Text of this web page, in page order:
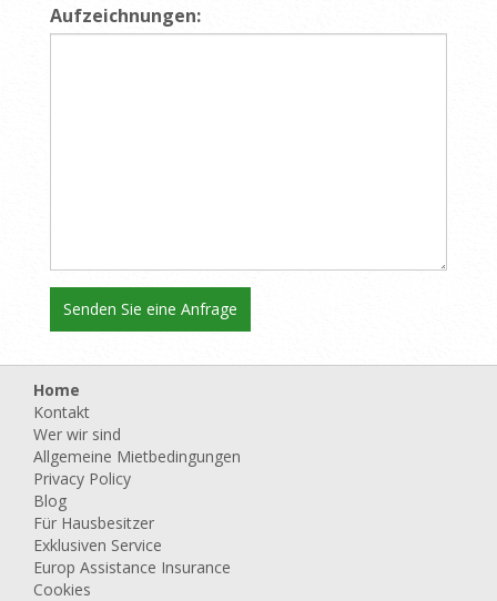
Aufzeichnungen:
Home
Kontakt
Wer wir sind
Allgemeine Mietbedingungen
Privacy Policy
Blog
Für Hausbesitzer
Exklusiven Service
Europ Assistance Insurance
Cookies